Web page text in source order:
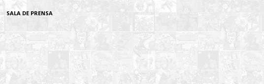
SALA DE PRENSA